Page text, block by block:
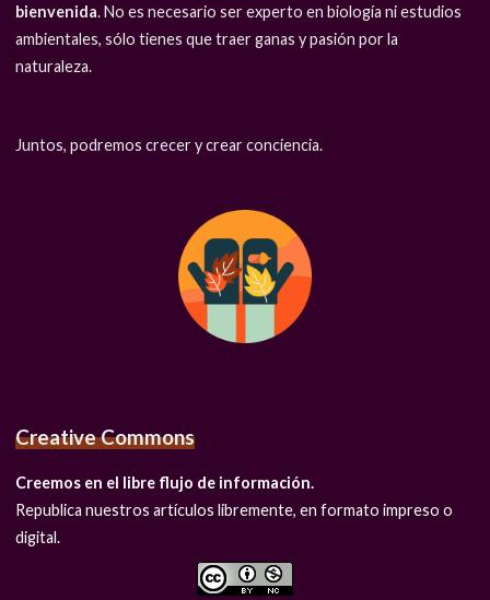
bienvenida. No es necesario ser experto en biología ni estudios
ambientales, sólo tienes que traer ganas y pasión por la
naturaleza.
Juntos, podremos crecer y crear conciencia.
Creative Commons
Creemos en el libre flujo de información.
Republica nuestros artículos libremente, en formato impreso o
digital.